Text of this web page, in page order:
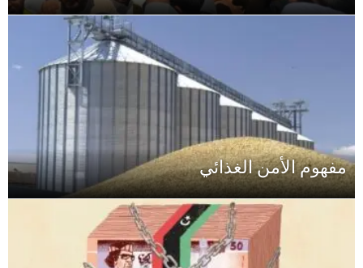
مفهوم الأمن الغذائي